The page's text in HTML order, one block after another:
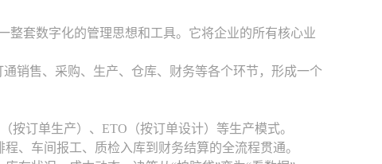
整套数字化的管理思想和工具。它将企业的所有核心业
销售、采购、生产、仓库、财务等各个环节，形成一个
订单生产）、ETO（按订单设计）等生产模式。
、车间报工、质检入库到财务结算的全流程贯通。